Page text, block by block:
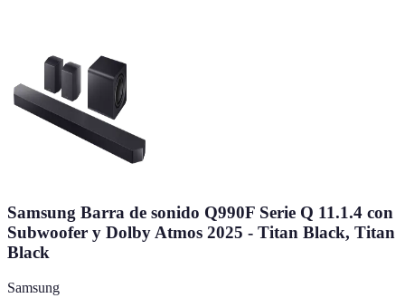
Samsung Barra de sonido Q990F Serie Q 11.1.4 con
Subwoofer y Dolby Atmos 2025 - Titan Black, Titan
Black
Samsung